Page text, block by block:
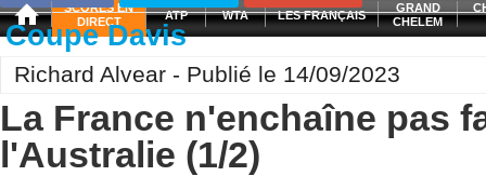
SCORES EN
DIRECT
ATP WTA LES FRANÇAIS
GRAND
CHELEM
Coupe Davis
Richard Alvear - Publié le 14/09/2023
La France n'enchaîne pas
l'Australie (1/2)